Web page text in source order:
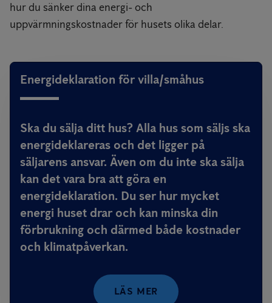
hur du sänker dina energi- och
uppvärmningskostnader för husets olika delar.
Energideklaration för villa/småhus
Ska du sälja ditt hus? Alla hus som säljs ska
energideklareras och det ligger på
säljarens ansvar. Även om du inte ska sälja
kan det vara bra att göra en
energideklaration. Du ser hur mycket
energi huset drar och kan minska din
förbrukning och därmed både kostnader
och klimatpåverkan.
LÄS MER